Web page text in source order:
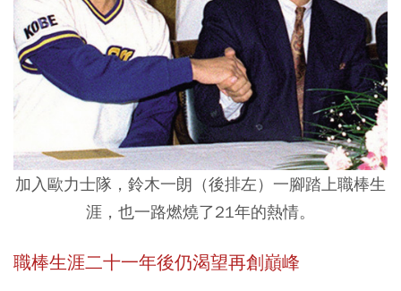
加入歐力士隊，鈴木一朗（後排左）一腳踏上職棒生
涯，也一路燃燒了21年的熱情。
職棒生涯二十一年後仍渴望再創巔峰